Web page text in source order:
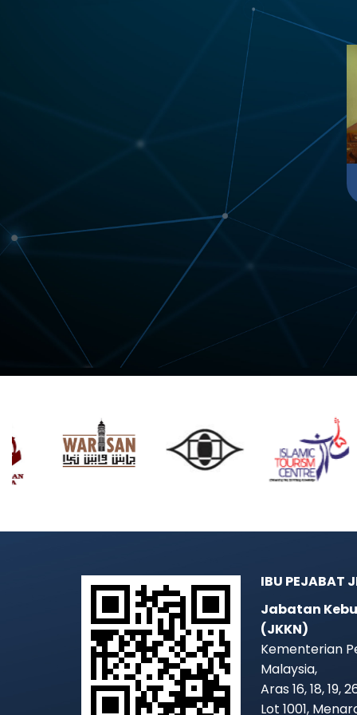
AUDITORIUM
BILIK MESYUARAT
BILIK MUZIK GAMELAN
IBU PEJABAT
Jabatan
(JKKN)
Kementerian
Malaysia,
Aras 16, 18, 19,
Lot 1001,